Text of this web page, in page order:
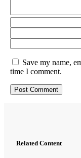
Save my name,
time I comment.
Related Content